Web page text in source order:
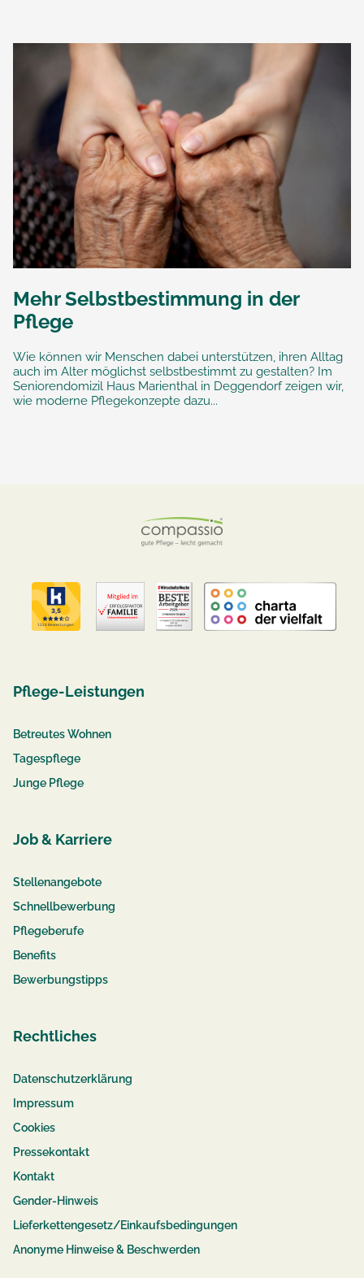
Mehr Selbstbestimmung in der
Pflege
Wie können wir Menschen dabei unterstützen, ihren Alltag
auch im Alter möglichst selbstbestimmt zu gestalten? Im
Seniorendomizil Haus Marienthal in Deggendorf zeigen wir,
wie moderne Pflegekonzepte dazu...
Pflege-Leistungen
Betreutes Wohnen
Tagespflege
Junge Pflege
Job & Karriere
Stellenangebote
Schnellbewerbung
Pflegeberufe
Benefits
Bewerbungstipps
Rechtliches
Datenschutzerklärung
Impressum
Cookies
Pressekontakt
Kontakt
Gender-Hinweis
Lieferkettengesetz/Einkaufsbedingungen
Anonyme Hinweise & Beschwerden